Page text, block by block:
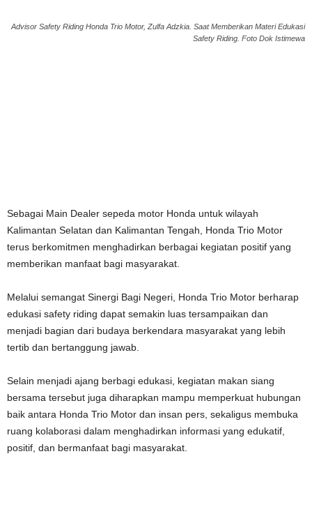
Advisor Safety Riding Honda Trio Motor, Zulfa Adzkia. Saat Memberikan Materi Edukasi
Safety Riding. Foto Dok Istimewa
Sebagai Main Dealer sepeda motor Honda untuk wilayah
Kalimantan Selatan dan Kalimantan Tengah, Honda Trio Motor
terus berkomitmen menghadirkan berbagai kegiatan positif yang
memberikan manfaat bagi masyarakat.
Melalui semangat Sinergi Bagi Negeri, Honda Trio Motor berharap
edukasi safety riding dapat semakin luas tersampaikan dan
menjadi bagian dari budaya berkendara masyarakat yang lebih
tertib dan bertanggung jawab.
Selain menjadi ajang berbagi edukasi, kegiatan makan siang
bersama tersebut juga diharapkan mampu memperkuat hubungan
baik antara Honda Trio Motor dan insan pers, sekaligus membuka
ruang kolaborasi dalam menghadirkan informasi yang edukatif,
positif, dan bermanfaat bagi masyarakat.